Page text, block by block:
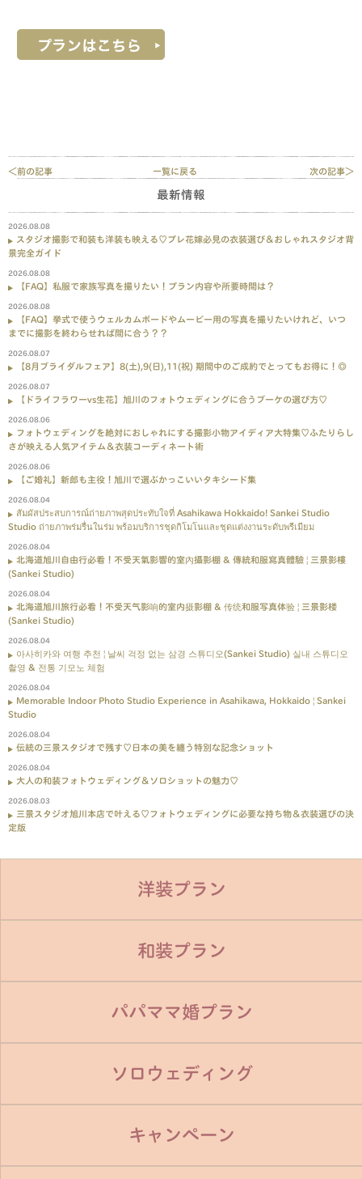
＜前の記事 次の記事＞
一覧に戻る
最新情報
2026.08.08
スタジオ撮影で和装も洋装も映える♡プレ花嫁必見の衣装選び＆おしゃれスタジオ背
景完全ガイド
2026.08.08
【FAQ】私服で家族写真を撮りたい！プラン内容や所要時間は？
2026.08.08
【FAQ】挙式で使うウェルカムボードやムービー用の写真を撮りたいけれど、いつ
までに撮影を終わらせれば間に合う？？
2026.08.07
【8月ブライダルフェア】8(土),9(日),11(祝) 期間中のご成約でとってもお得に！◎
2026.08.07
【ドライフラワーvs生花】旭川のフォトウェディングに合うブーケの選び方♡
2026.08.06
フォトウェディングを絶対におしゃれにする撮影小物アイディア大特集♡ふたりらし
さが映える人気アイテム＆衣装コーディネート術
2026.08.06
【ご婚礼】新郎も主役！旭川で選ぶかっこいいタキシード集
2026.08.04
สัมผัสประสบการณ์ถ่ายภาพสุดประทับใจที่ Asahikawa Hokkaido! Sankei Studio
Studio ถ่ายภาพร่มรื่นในร่ม พร้อมบริการชุดกิโมโนและชุดแต่งงานระดับพรีเมียม
2026.08.04
北海道旭川自由行必看！不受天氣影響的室內攝影棚 & 傳統和服寫真體驗 | 三景影樓
(Sankei Studio)
2026.08.04
北海道旭川旅行必看！不受天气影响的室内摄影棚 & 传统和服写真体验 | 三景影楼
(Sankei Studio)
2026.08.04
아사히카와 여행 추천 | 날씨 걱정 없는 삼경 스튜디오(Sankei Studio) 실내 스튜디오
촬영 & 전통 기모노 체험
2026.08.04
Memorable Indoor Photo Studio Experience in Asahikawa, Hokkaido | Sankei
Studio
2026.08.04
伝統の三景スタジオで残す♡日本の美を纏う特別な記念ショット
2026.08.04
大人の和装フォトウェディング＆ソロショットの魅力♡
2026.08.03
三景スタジオ旭川本店で叶える♡フォトウェディングに必要な持ち物＆衣装選びの決
定版
洋装プラン
和装プラン
パパママ婚プラン
ソロウェディング
キャンペーン